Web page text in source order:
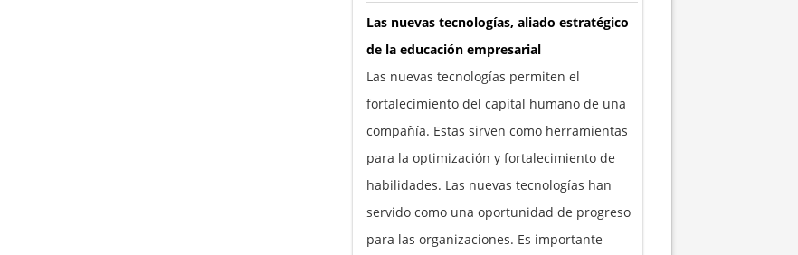
Las nuevas tecnologías, aliado estratégico
de la educación empresarial
Las nuevas tecnologías permiten el
fortalecimiento del capital humano de una
compañía. Estas sirven como herramientas
para la optimización y fortalecimiento de
habilidades. Las nuevas tecnologías han
servido como una oportunidad de progreso
para las organizaciones. Es importante